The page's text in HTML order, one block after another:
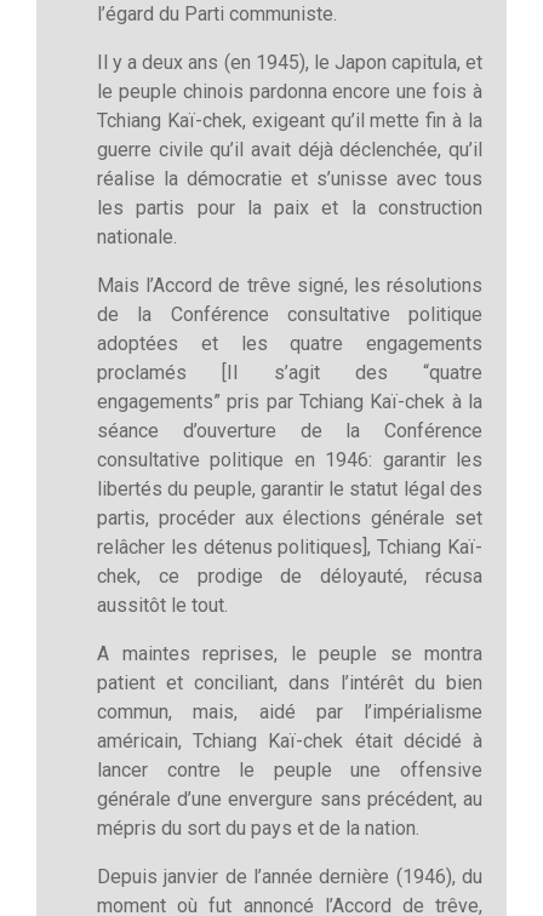
l’égard du Parti communiste.
Il y a deux ans (en 1945), le Japon capitula, et
le peuple chinois pardonna encore une fois à
Tchiang Kaï-chek, exigeant qu’il mette fin à la
guerre civile qu’il avait déjà déclenchée, qu’il
réalise la démocratie et s’unisse avec tous
les partis pour la paix et la construction
nationale.
Mais l’Accord de trêve signé, les résolutions
de la Conférence consultative politique
adoptées et les quatre engagements
proclamés [Il s’agit des “quatre
engagements” pris par Tchiang Kaï-chek à la
séance d’ouverture de la Conférence
consultative politique en 1946: garantir les
libertés du peuple, garantir le statut légal des
partis, procéder aux élections générale set
relâcher les détenus politiques], Tchiang Kaï-
chek, ce prodige de déloyauté, récusa
aussitôt le tout.
A maintes reprises, le peuple se montra
patient et conciliant, dans l’intérêt du bien
commun, mais, aidé par l’impérialisme
américain, Tchiang Kaï-chek était décidé à
lancer contre le peuple une offensive
générale d’une envergure sans précédent, au
mépris du sort du pays et de la nation.
Depuis janvier de l’année dernière (1946), du
moment où fut annoncé l’Accord de trêve,